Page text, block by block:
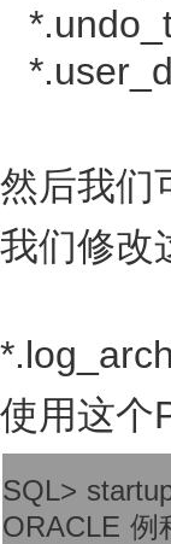
然后我们
我们修改
使用这个
SQL>
ORACLE 例